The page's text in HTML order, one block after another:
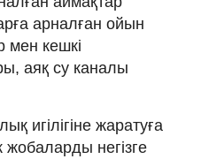
арналған ойын
кешкі
аяқ су каналы
игілігіне жаратуға
жобаларды негізге